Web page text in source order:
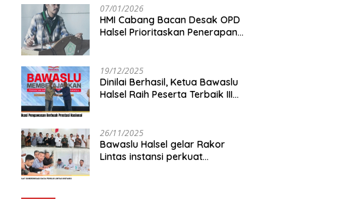
07/01/2026
HMI Cabang Bacan Desak OPD
Halsel Prioritaskan Penerapan
19/12/2025
Dinilai Berhasil, Ketua Bawaslu
Halsel Raih Peserta Terbaik III
26/11/2025
Bawaslu Halsel gelar Rakor
Lintas instansi perkuat